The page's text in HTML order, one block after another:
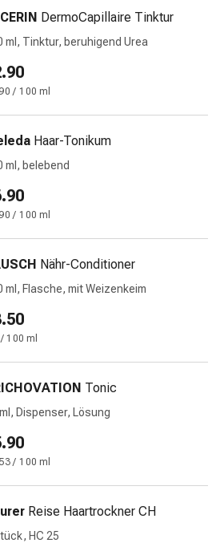
DermoCapillaire Tinktur
ml, Tinktur, beruhigend Urea
/ 100 ml
Haar-Tonikum
ml, belebend
/ 100 ml
Nähr-Conditioner
ml, Flasche, mit Weizenkeim
100 ml
Tonic
Dispenser, Lösung
/ 100 ml
Reise Haartrockner CH
HC 25